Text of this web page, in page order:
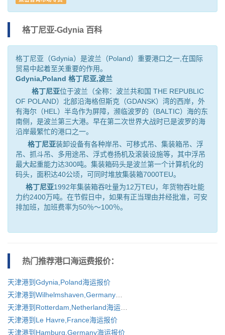
格丁尼亚-Gdynia 百科
格丁尼亚（Gdynia）是波兰（Poland）重要港口之一,在国际
贸易中起着至关重要的作用。
Gdynia,Poland 格丁尼亚,波兰
格丁尼亚位于波兰（全称：波兰共和国 THE REPUBLIC
OF POLAND）北部沿海格但斯克（GDANSK）湾的西岸，外
有海尔（HEL）半岛作为屏障，濒临波罗的（BALTIC）海的东
南侧，是波兰第三大港。早在第二次世界大战时已是波罗的海
沿岸最繁忙的港口之一。
格丁尼亚装卸设备有各种岸吊、可移式吊、集装箱吊、浮
吊、抓斗吊、多用途吊、浮式卷扬机及滚装设施等，其中浮吊
最大起重能力达300吨。集装箱码头是波兰第一个计算机化的
码头，面积达40公顷，可同时堆放集装箱7000TEU。
格丁尼亚1992年集装箱吞吐量为12万TEU，年货物吞吐能
力约2400万吨。在节假日中，如果有正当理由并经批准，可安
排加班，加班费率为50％～100％。
热门推荐港口海运费报价：
天津港到Gdynia,Poland海运报价
天津港到Le Havre,France海运报价
天津港到Hamburg,Germany海运报价